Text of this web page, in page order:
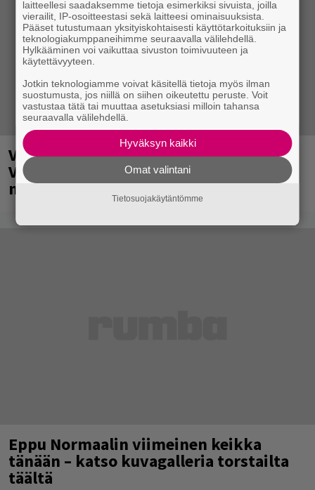
Valtava Yle 100 vuotta -tapahtuma
Veikkaus Arenalla syyskuussa – muista
myös metalliklassikot-konsertti
Eppu Normaalin viimeinen keikka
tänään – katso kuvagalleria torstailta
täältä
laitteellesi saadaksemme tietoja esimerkiksi sivuista, joilla
vierailit, IP-osoitteestasi sekä laitteesi ominaisuuksista.
Pääset tutustumaan yksityiskohtaisesti käyttötarkoituksiin ja
teknologiakumppaneihimme seuraavalla välilehdellä.
Hylkääminen voi vaikuttaa sivuston toimivuuteen ja
käytettävyyteen.
Jotkin teknologiamme voivat käsitellä tietoja myös ilman
suostumusta, jos niillä on siihen oikeutettu peruste. Voit
vastustaa tätä tai muuttaa asetuksiasi milloin tahansa
seuraavalla välilehdellä.
Hyväksyn kaikki
Omat valintani
Tietosuojakäytäntömme